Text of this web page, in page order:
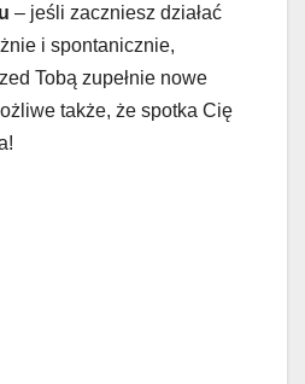
– jeśli zaczniesz działać
i spontanicznie,
Tobą zupełnie nowe
także, że spotka Cię